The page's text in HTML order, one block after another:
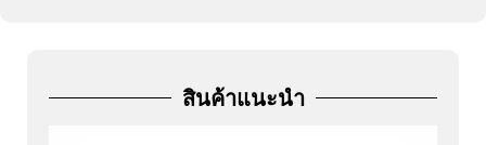
สินค้าแนะนำ